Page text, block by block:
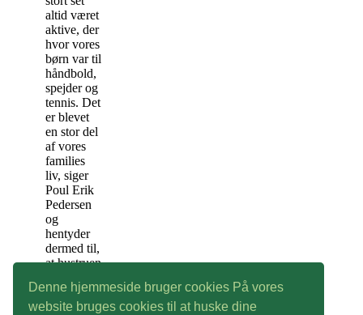
Denne hjemmeside bruger cookies På vores
website bruges cookies til at huske dine
altid været
aktive, der
hvor vores
børn var til
håndbold,
spejder og
tennis. Det
er blevet
en stor del
af vores
families
liv, siger
Poul Erik
Pedersen
og
hentyder
dermed til,
at hustruen
Hansen
også har